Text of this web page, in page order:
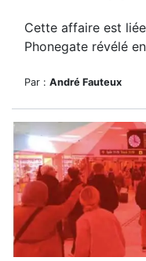
Cette affaire est
Phonegate révélé
Par : André Fauteux